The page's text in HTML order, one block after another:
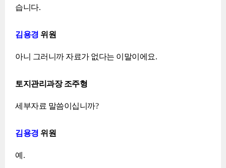
습니다.
김용경 위원
아니 그러니까 자료가 없다는 이말이에요.
토지관리과장 조주형
세부자료 말씀이십니까?
김용경 위원
예.